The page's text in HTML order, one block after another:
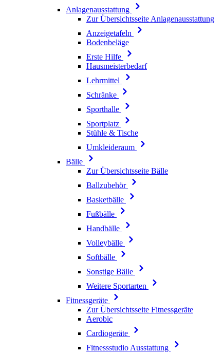
Anlagenausstattung
Zur Übersichtsseite Anlagenausstattung
Anzeigetafeln
Bodenbeläge
Erste Hilfe
Hausmeisterbedarf
Lehrmittel
Schränke
Sporthalle
Sportplatz
Stühle & Tische
Umkleideraum
Bälle
Zur Übersichtsseite Bälle
Ballzubehör
Basketbälle
Fußbälle
Handbälle
Volleybälle
Softbälle
Sonstige Bälle
Weitere Sportarten
Fitnessgeräte
Zur Übersichtsseite Fitnessgeräte
Aerobic
Cardiogeräte
Fitnessstudio Ausstattung